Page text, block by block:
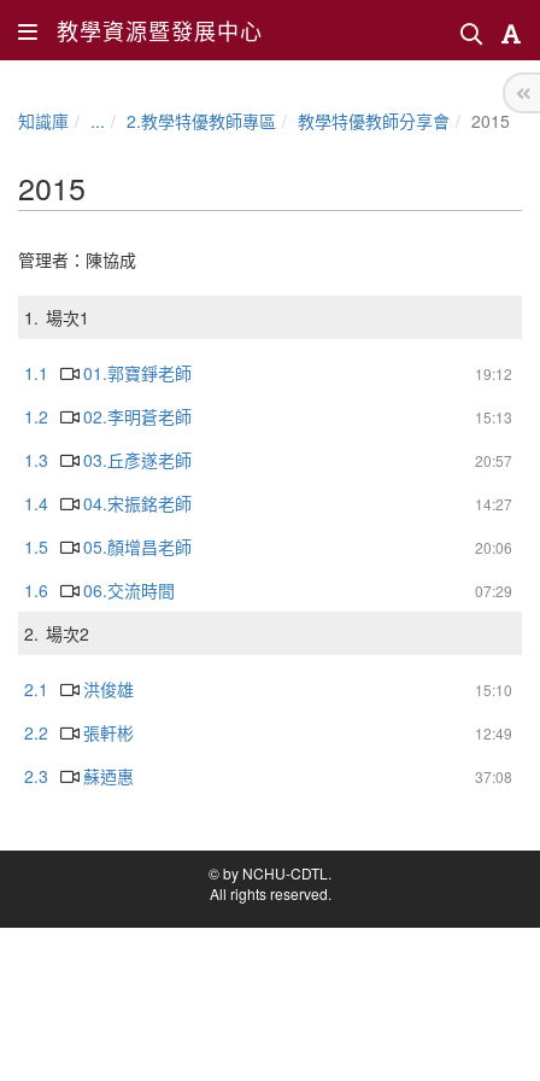
教學資源暨發展中心
知識庫 ... 2.教學特優教師專區 教學特優教師分享會 2015
2015
管理者： 陳協成
1. 場次1
1.1 19:12
01.郭寶錚老師
1.2
15:13
02.李明蒼老師
1.3
20:57
03.丘彥遂老師
1.4
14:27
04.宋振銘老師
1.5
20:06
05.顏增昌老師
1.6
07:29
06.交流時間
2. 場次2
2.1 15:10
洪俊雄
2.2
12:49
張軒彬
2.3
37:08
蘇迺惠
© by NCHU-CDTL.
All rights reserved.